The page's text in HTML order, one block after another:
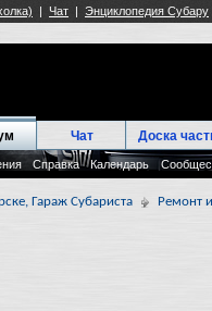
Справка Календарь
Чат Доска
Гараж Субариста Ремонт